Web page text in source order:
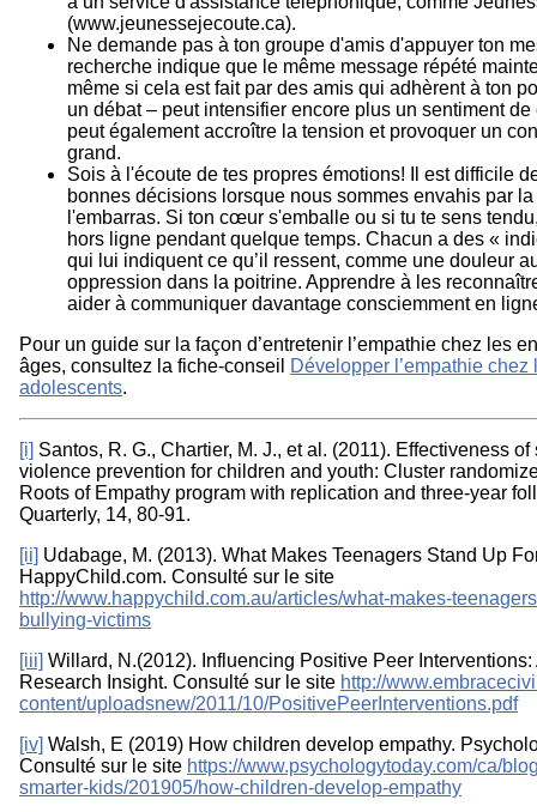
(www.jeunessejecoute.ca).
Ne demande pas à ton groupe d'amis d'appuyer ton
recherche indique que le même message répété
même si cela est fait par des amis qui adhèrent à ton
un débat – peut intensifier encore plus un sentiment de
peut également accroître la tension et provoquer un
grand.
Sois à l'écoute de tes propres émotions! Il est difficile
bonnes décisions lorsque nous sommes envahis par
l'embarras. Si ton cœur s'emballe ou si tu te sens
hors ligne pendant quelque temps. Chacun a des «
qui lui indiquent ce qu’il ressent, comme une douleur
oppression dans la poitrine. Apprendre à les
aider à communiquer davantage consciemment en
Pour un guide sur la façon d’entretenir l’empathie chez les
âges, consultez la fiche‑conseil
Développer l’empathie chez
adolescents.
[i] Santos, R. G., Chartier, M. J., et al. (2011). Effectiveness
violence prevention for children and youth: Cluster
Roots of Empathy program with replication and three-year
Quarterly, 14, 80-91.
[ii] Udabage, M. (2013). What Makes Teenagers Stand Up
HappyChild.com. Consulté sur le site
http://www.happychild.com.au/articles/what-makes-
bullying-victims
[iii] Willard, N.(2012). Influencing Positive Peer Interventions:
Research Insight. Consulté sur le site http://
content/uploadsnew/2011/10/PositivePeerInterventions.pdf
[iv] Walsh, E (2019) How children develop empathy.
Consulté sur le site https://www.psychologytoday.com/ca/
smarter-kids/201905/how-children-develop-empathy